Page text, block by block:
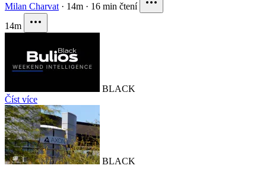
Milan Charvat · 14m · 16 min čtení
14m
BLACK
Číst více
BLACK